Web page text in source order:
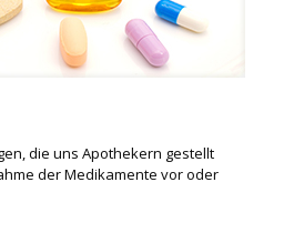
die uns Apothekern gestellt
der Medikamente vor oder